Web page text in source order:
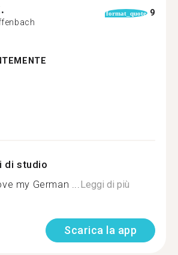
format_quote 9
di studio
my German ... Leggi di più
Scarica la app